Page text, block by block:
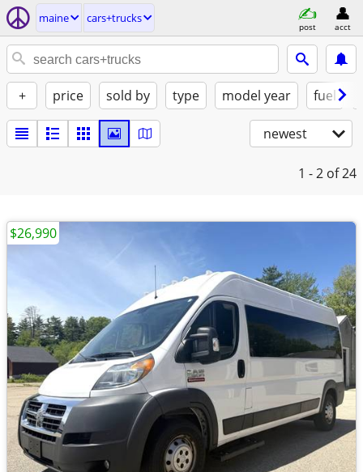
maine cars+trucks
post acct
+ price sold by type model year fuel
newest
1 - 2 of 24
$26,990